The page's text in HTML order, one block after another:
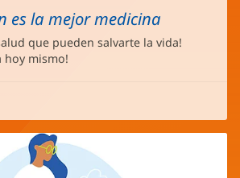
es la mejor medicina
que pueden salvarte la vida!
hoy mismo!